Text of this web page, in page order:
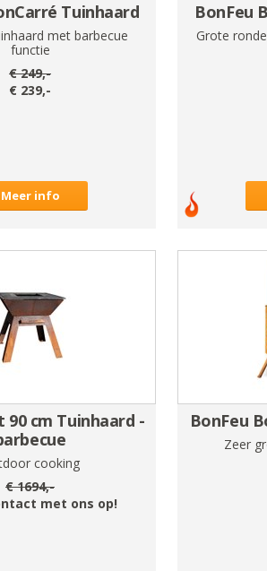
Tuinhaard
met barbecue
functie
€249,-
€ 239,-
Meer info
BonFeu
Grote
90 cm Tuinhaard -
cooking
€1694,-
met ons op!
BonFeu
Zeer